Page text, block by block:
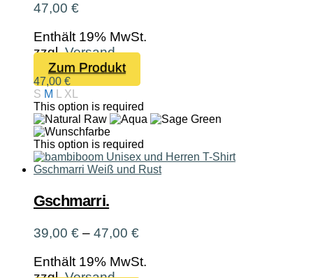
gewählt
werden
47,00 €
Enthält 19% MwSt.
zzgl.Versand
Zum Produkt
Produkt
mehrere
Varianten
auf.
Die
Optionen
werden
47,00 €
S M
XL
This option is required
This option is required
Gschmarri.
39,00 € – 47,00 €Preisspanne:
bis
Enthält 19% MwSt.